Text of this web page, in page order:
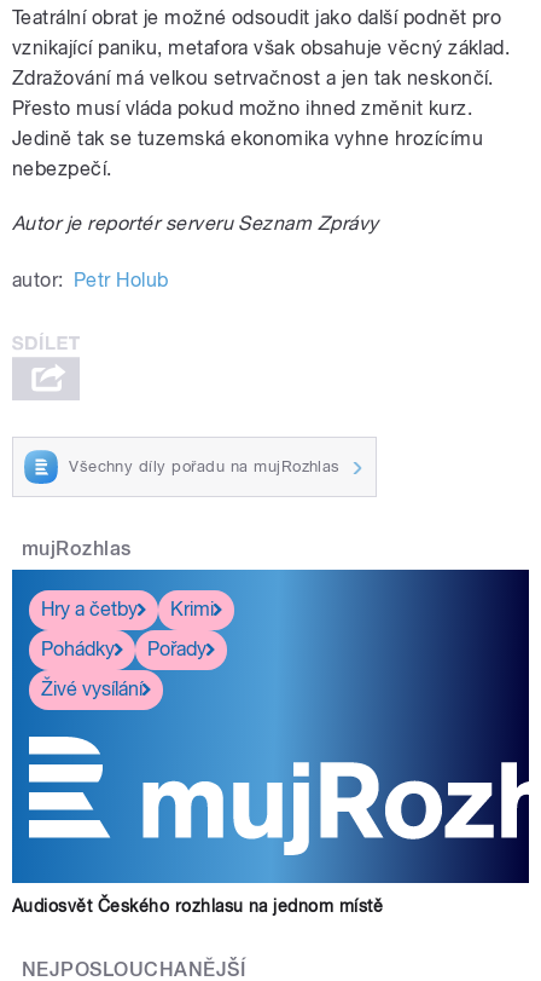
Teatrální obrat je možné odsoudit jako další podnět pro
vznikající paniku, metafora však obsahuje věcný základ.
Zdražování má velkou setrvačnost a jen tak neskončí.
Přesto musí vláda pokud možno ihned změnit kurz.
Jedině tak se tuzemská ekonomika vyhne hrozícímu
nebezpečí.
Autor je reportér serveru Seznam Zprávy
autor: Petr Holub
Všechny díly pořadu na mujRozhlas
mujRozhlas
Hry a četby
Krimi
Pohádky
Pořady
Živé vysílání
Audiosvět Českého rozhlasu na jednom místě
NEJPOSLOUCHANĚJŠÍ